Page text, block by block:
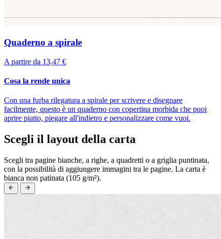
Quaderno a spirale
A partire da 13,47 €
Cosa la rende unica
Con una furba rilegatura a spirale per scrivere e disegnare
facilmente, questo è un quaderno con copertina morbida che puoi
aprire piatto, piegare all'indietro e personalizzare come vuoi.
Scegli il layout della carta
Scegli tra pagine bianche, a righe, a quadretti o a griglia puntinata,
con la possibilità di aggiungere immagini tra le pagine. La carta è
bianca non patinata (105 g/m²).